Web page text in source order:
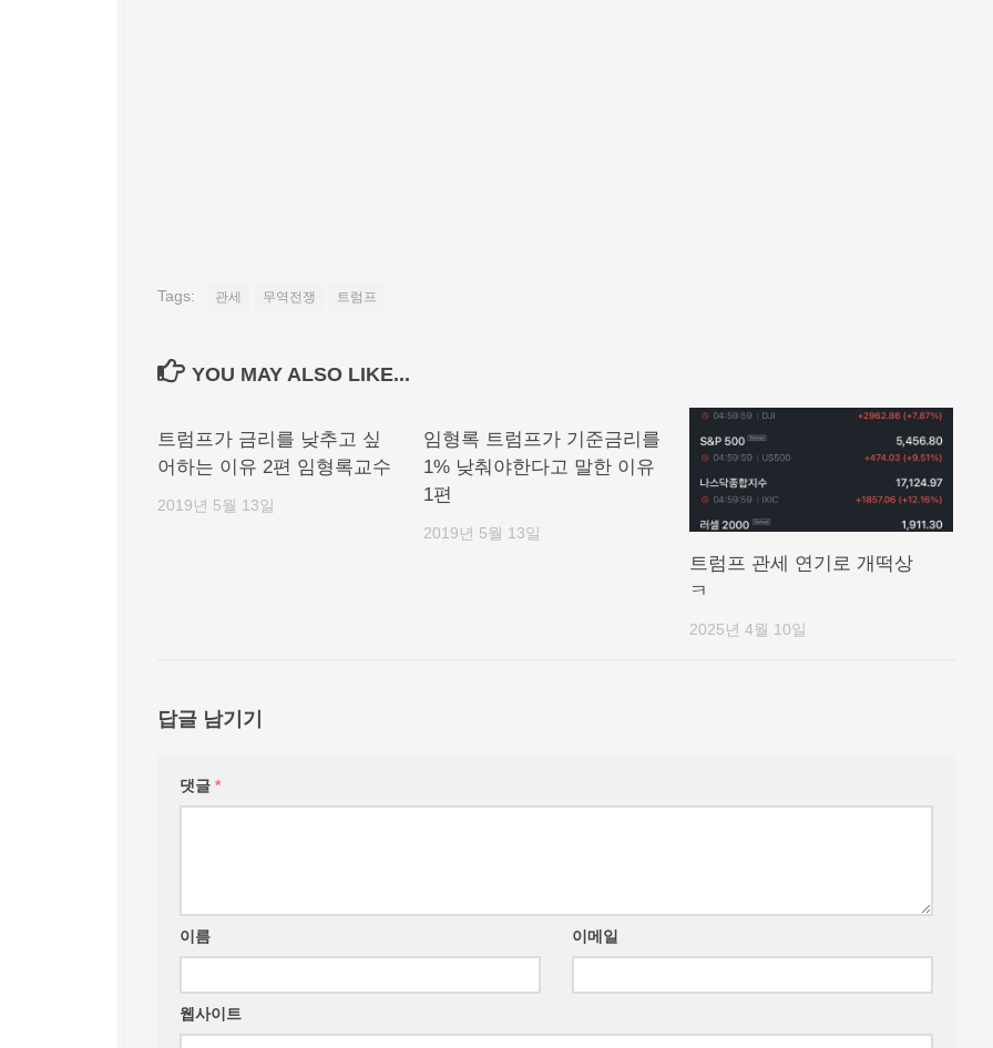
Tags: 관세 무역전쟁 트럼프
YOU MAY ALSO LIKE...
트럼프가 금리를 낮추고 싶
어하는 이유 2편 임형록교수
2019년 5월 13일
임형록 트럼프가 기준금리를
1% 낮춰야한다고 말한 이유
1편
2019년 5월 13일
트럼프 관세 연기로 개떡상
ㅋ
2025년 4월 10일
답글 남기기
댓글 *
이름 이메일
웹사이트